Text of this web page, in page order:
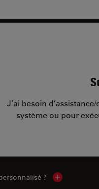
J’ai besoin
système ou pour
? Show local